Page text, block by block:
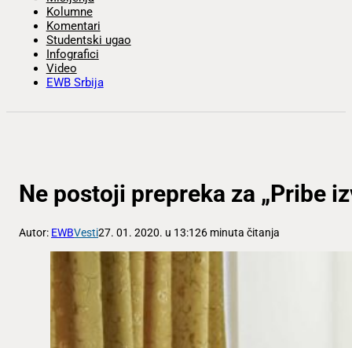
Kolumne
Komentari
Studentski ugao
Infografici
Video
EWB Srbija
Ne postoji prepreka za „Pribe
Autor: EWBVesti27. 01. 2020. u 13:126 minuta čitanja